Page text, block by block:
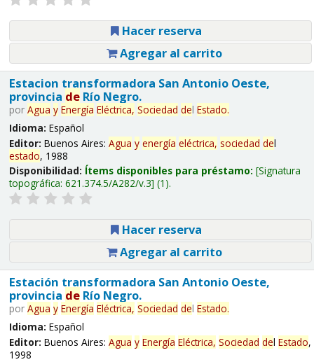
Hacer reserva
Agregar al carrito
Estacion transformadora San Antonio Oeste,
provincia deRío Negro.
por Agua y Energía Eléctrica, Sociedad del Estado.
Idioma: Español
Editor: Buenos Aires: Agua y energía eléctrica, sociedad del
estado, 1988
Disponibilidad: Ítems disponibles para préstamo: Signatura
topográfica: 621.374.5/A282/v.3 (1).
Hacer reserva
Agregar al carrito
Estación transformadora San Antonio Oeste,
provincia deRío Negro.
por Agua y Energía Eléctrica, Sociedad del Estado.
Idioma: Español
Editor: Buenos Aires: Agua y Energía Eléctrica, Sociedad del Estado,
1998